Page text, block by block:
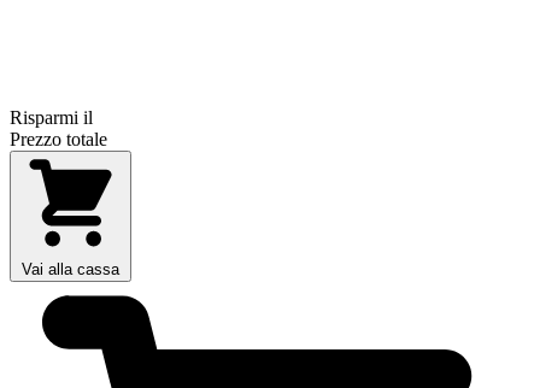
Risparmi il
Prezzo totale
Vai alla cassa